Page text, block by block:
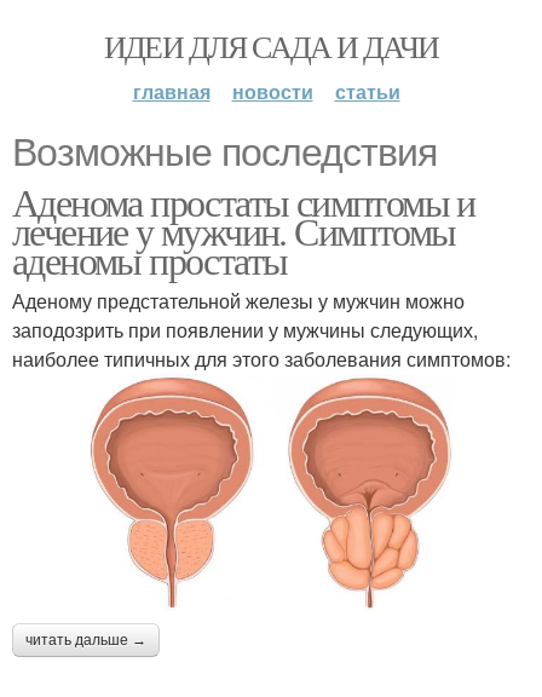
ИДЕИ ДЛЯ САДА И ДАЧИ
главная новости статьи
Возможные последствия
Аденома простаты симптомы и
лечение у мужчин. Симптомы
аденомы простаты
Аденому предстательной железы у мужчин можно
заподозрить при появлении у мужчины следующих,
наиболее типичных для этого заболевания симптомов:
читать дальше →